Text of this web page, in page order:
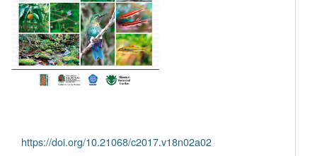
https://doi.org/10.21068/c2017.v18n02a02